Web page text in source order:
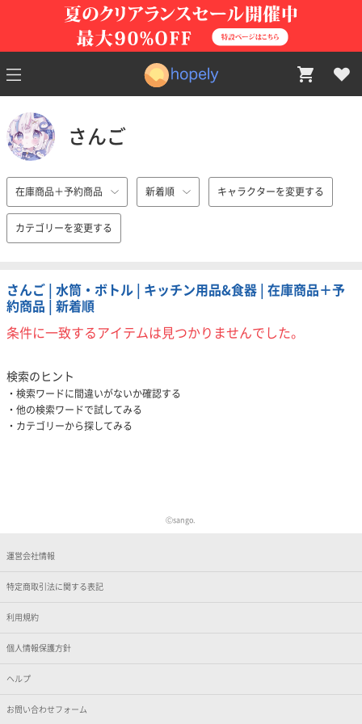
さんご
在庫商品＋予約商品 新着順 キャラクターを変更する
カテゴリーを変更する
さんご | 水筒・ボトル | キッチン用品&食器 | 在庫商品＋予
約商品 | 新着順
条件に一致するアイテムは見つかりませんでした。
検索のヒント
検索ワードに間違いがないか確認する
他の検索ワードで試してみる
カテゴリーから探してみる
Ⓒsango.
運営会社情報
特定商取引法に関する表記
利用規約
個人情報保護方針
ヘルプ
お問い合わせフォーム